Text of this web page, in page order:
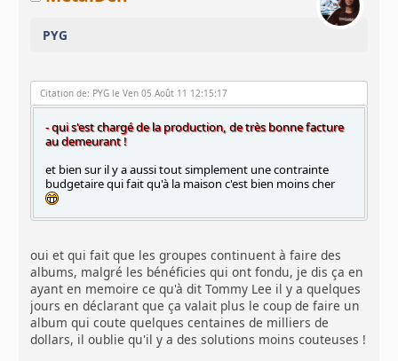
PYG
Citation de: PYG le Ven 05 Août 11 12:15:17
- qui s'est chargé de la production, de très bonne facture
au demeurant !
et bien sur il y a aussi tout simplement une contrainte
budgetaire qui fait qu'à la maison c'est bien moins cher
oui et qui fait que les groupes continuent à faire des
albums, malgré les bénéficies qui ont fondu, je dis ça en
ayant en memoire ce qu'à dit Tommy Lee il y a quelques
jours en déclarant que ça valait plus le coup de faire un
album qui coute quelques centaines de milliers de
dollars, il oublie qu'il y a des solutions moins couteuses !